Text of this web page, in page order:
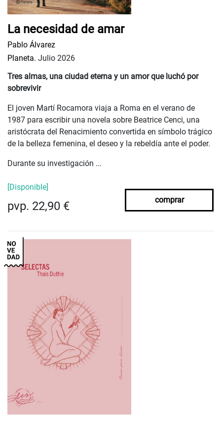
La necesidad de amar
Pablo Álvarez
Planeta. Julio 2026
Tres almas, una ciudad eterna y un amor que luchó por
sobrevivir
El joven Martí Rocamora viaja a Roma en el verano de
1987 para escribir una novela sobre Beatrice Cenci, una
aristócrata del Renacimiento convertida en símbolo trágico
de la belleza femenina, el deseo y la rebeldía ante el poder.
Durante su investigación ...
[Disponible]
pvp. 22,90 € comprar